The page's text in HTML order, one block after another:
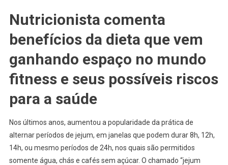
Nutricionista comenta
benefícios da dieta que vem
ganhando espaço no mundo
fitness e seus possíveis riscos
para a saúde
Nos últimos anos, aumentou a popularidade da prática de
alternar períodos de jejum, em janelas que podem durar 8h, 12h,
14h, ou mesmo períodos de 24h, nos quais são permitidos
somente água, chás e cafés sem açúcar. O chamado “jejum